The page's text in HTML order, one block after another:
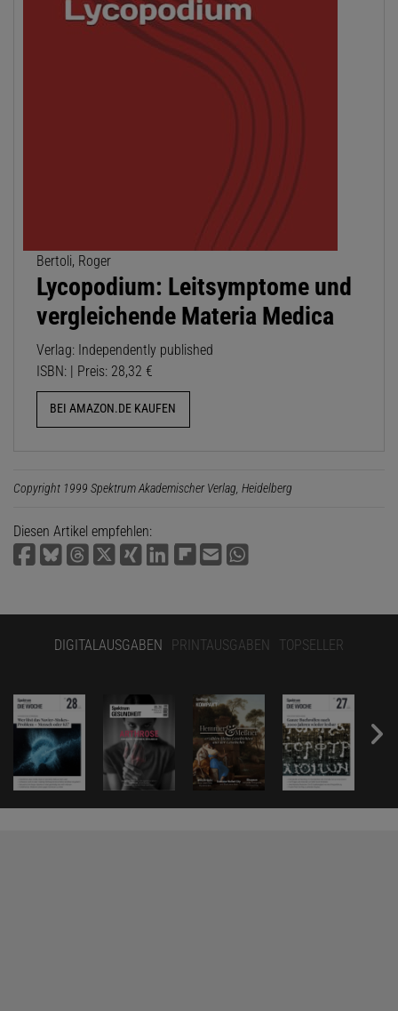
Bertoli, Roger
Lycopodium: Leitsymptome und
vergleichende Materia Medica
Verlag: Independently published
ISBN: | Preis: 28,32 €
BEI AMAZON.DE KAUFEN
Copyright 1999 Spektrum Akademischer Verlag, Heidelberg
Diesen Artikel empfehlen:
DIGITALAUSGABEN PRINTAUSGABEN TOPSELLER